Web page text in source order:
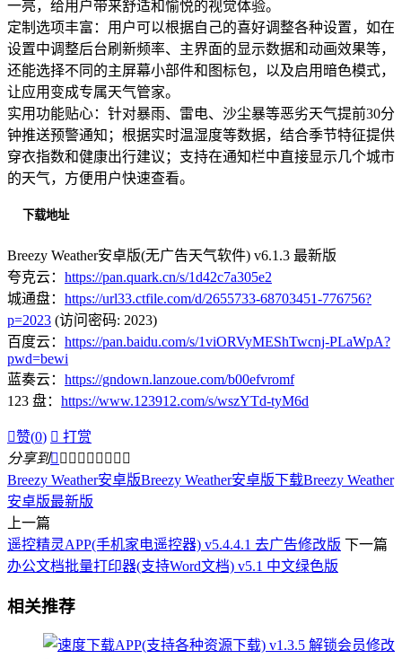
一亮，给用户带来舒适和愉悦的视觉体验。
定制选项丰富：用户可以根据自己的喜好调整各种设置，如在
设置中调整后台刷新频率、主界面的显示数据和动画效果等，
还能选择不同的主屏幕小部件和图标包，以及启用暗色模式，
让应用变成专属天气管家。
实用功能贴心：针对暴雨、雷电、沙尘暴等恶劣天气提前30分
钟推送预警通知；根据实时温湿度等数据，结合季节特征提供
穿衣指数和健康出行建议；支持在通知栏中直接显示几个城市
的天气，方便用户快速查看。
下载地址
Breezy Weather安卓版(无广告天气软件) v6.1.3 最新版
夸克云： https://pan.quark.cn/s/1d42c7a305e2
城通盘： https://url33.ctfile.com/d/2655733-68703451-776756?
p=2023 (访问密码: 2023)
百度云： https://pan.baidu.com/s/1viORVyMEShTwcnj-PLaWpA?
pwd=bewi
蓝奏云： https://gndown.lanzoue.com/b00efvromf
123 盘： https://www.123912.com/s/wszYTd-tyM6d
赞(0)  打赏
分享到        
Breezy Weather安卓版Breezy Weather安卓版下载Breezy Weather
安卓版最新版
上一篇
遥控精灵APP(手机家电遥控器) v5.4.4.1 去广告修改版 下一篇
办公文档批量打印器(支持Word文档) v5.1 中文绿色版
相关推荐